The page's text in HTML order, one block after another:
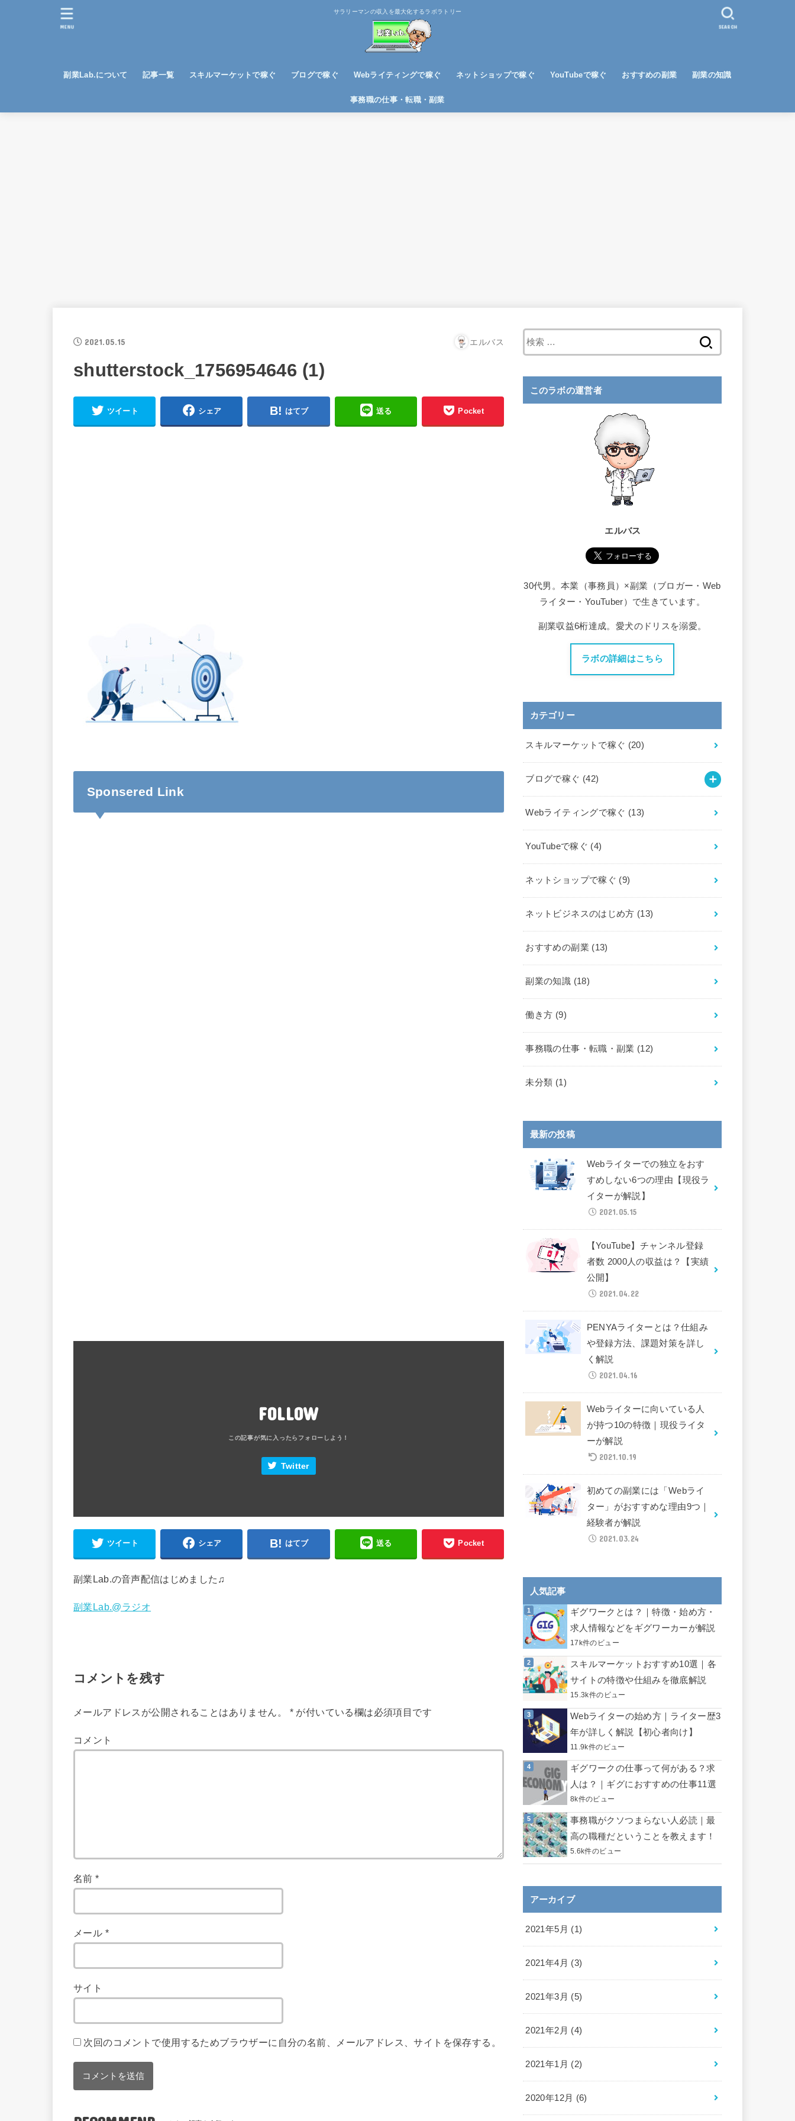
サラリーマンの収入を最大化するラボラトリー
副業Lab.について 記事一覧 スキルマーケットで稼ぐ ブログで稼ぐ
アフィリエイトで稼ぐ
Webライティングで稼ぐ ネットショップで稼ぐ YouTubeで稼ぐ おすすめの副業 副業の知識
事務職の仕事・転職・副業
SEARCH
MENU
2021.05.15 エルバス
shutterstock_1756954646 (1)
ツイート シェア はてブ 送る Pocket
Sponsered Link
FOLLOW
Twitter
ツイート シェア はてブ 送る Pocket
副業Lab.の音声配信はじめました♫
副業Lab.@ラジオ
コメントを残す
メールアドレスが公開されることはありません。 *が付いている欄は必須項目です
コメント
名前*
メール *
サイト
次回のコメントで使用するためブラウザーに自分の名前、メールアドレス、サイトを保存する。
索
このラボの運営者
エルバス
30代男。本業（事務員）×副業（ブロガー・Web
ライター・YouTuber）で生きています。
副業収益6桁達成。愛犬のドリスを溺愛。
ラボの詳細はこちら
カテゴリー
スキルマーケットで稼ぐ (20)
ブログで稼ぐ (42)
Webライティングで稼ぐ (13)
YouTubeで稼ぐ (4)
ネットショップで稼ぐ (9)
ネットビジネスのはじめ方 (13)
おすすめの副業 (13)
副業の知識 (18)
働き方 (9)
事務職の仕事・転職・副業 (12)
未分類 (1)
最新の投稿
Webライターでの独立をおす
すめしない6つの理由【現役ラ
イターが解説】
2021.05.15
【YouTube】チャンネル登録
者数 2000人の収益は？【実績
公開】
2021.04.22
PENYAライターとは？仕組み
や登録方法、課題対策を詳し
く解説
2021.04.16
Webライターに向いている人
が持つ10の特徴｜現役ライタ
ーが解説
2021.10.19
初めての副業には「Webライ
ター」がおすすめな理由9つ｜
経験者が解説
2021.03.24
人気記事
ギグワークとは？｜特徴・始め方・
求人情報などをギグワーカーが解説
17k件のビュー
スキルマーケットおすすめ10選｜各
サイトの特徴や仕組みを徹底解説
15.3k件のビュー
Webライターの始め方｜ライター歴3
年が詳しく解説【初心者向け】
11.9k件のビュー
ギグワークの仕事って何がある？求
人は？｜ギグにおすすめの仕事11選
8k件のビュー
事務職がクソつまらない人必読｜最
高の職種だということを教えます！
5.6k件のビュー
アーカイブ
2021年5月 (1)
2021年4月 (3)
2021年3月 (5)
2021年2月 (4)
2021年1月 (2)
2020年12月 (6)